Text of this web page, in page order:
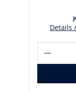
Details